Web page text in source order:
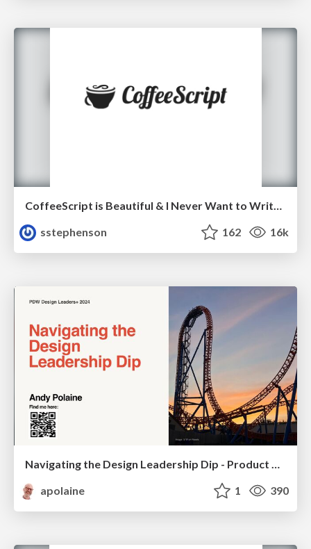
CoffeeScript is Beautiful & I Never Want to Write Plain JavaScript Again
sstephenson
162 16k
Navigating the Design Leadership Dip - Product Design Week Design Leaders+ Conference 2024
apolaine
1 390